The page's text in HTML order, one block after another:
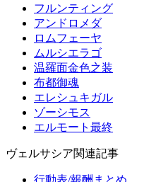
フルンティング
アンドロメダ
ロムフェーヤ
ムルシエラゴ
温羅面金色之装
布都御魂
エレシュキガル
ゾーシモス
エルモート最終
ヴェルサシア関連記事
行動表/報酬まとめ